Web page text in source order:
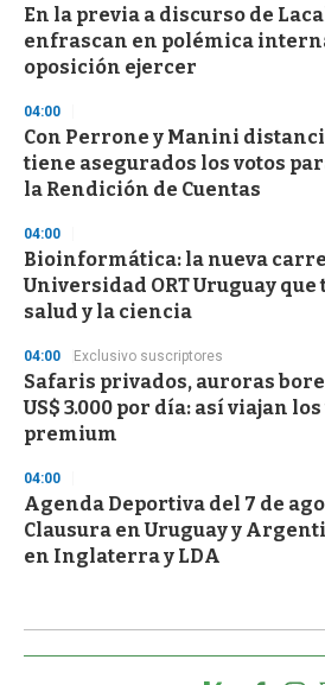
En la previa a discurso de
enfrascan en polémica
oposición ejercer
04:00
Con Perrone y Manini
tiene asegurados los votos
la Rendición de Cuentas
04:00
Bioinformática: la nueva
Universidad ORT Uruguay
salud y la ciencia
04:00 Exclusivo suscriptores
Safaris privados, auroras
US$ 3.000 por día: así viajan
premium
04:00
Agenda Deportiva del 7 de
Clausura en Uruguay y
en Inglaterra y LDA